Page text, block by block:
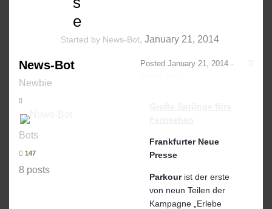
e
Started by News-Bot, January 21, 2014
News-Bot
Newbie
Bots
147
8 posts
Posted January 21, 2014 ·
Frankfurter Neue
Presse
Parkourist der erste
von neun Teilen der
Kampagne „Erlebe